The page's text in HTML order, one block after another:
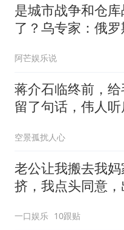
是城市战争和仓
了？乌专家：俄罗
阿芒娱乐说
蒋介石临终前，
留了句话，伟人听
空景孤扰人心
老公让我搬去我
挤，我点头同意，
把车钥匙
一口娱乐 10跟贴